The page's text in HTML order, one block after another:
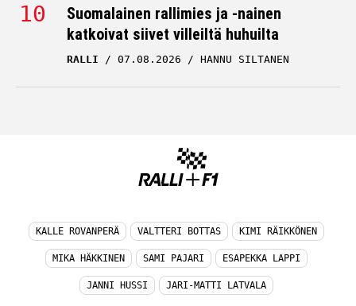
Suomalainen rallimies ja -nainen
katkoivat siivet villeiltä huhuilta
RALLI 07.08.2026 HANNU SILTANEN
KALLE ROVANPERÄ VALTTERI BOTTAS KIMI RÄIKKÖNEN
MIKA HÄKKINEN SAMI PAJARI ESAPEKKA LAPPI
JANNI HUSSI JARI-MATTI LATVALA